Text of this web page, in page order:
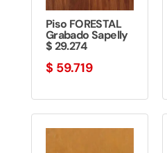
Piso FORESTAL
Grabado Sapelly
$ 29.274
$ 59.719